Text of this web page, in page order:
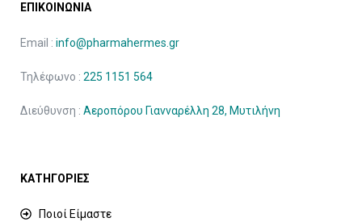
ΕΠΙΚΟΙΝΩΝΙΑ
Email : info@pharmahermes.gr
Τηλέφωνο : 225 1151 564
Διεύθυνση : Αεροπόρου Γιανναρέλλη 28, Μυτιλήνη
ΚΑΤΗΓΟΡΙΕΣ
Ποιοί Είμαστε